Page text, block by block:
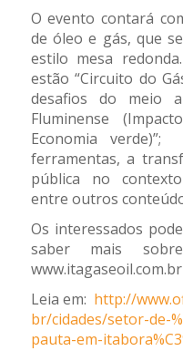
O evento contará
de óleo e gás, que
estilo mesa
estão “Circuito do
desafios do meio
Fluminense
Economia
ferramentas, a
pública no
entre outros
Os interessados
saber mais
www.itagaseoil.com.br
Leia em: http://
br/cidades/setor-de-
pauta-em-